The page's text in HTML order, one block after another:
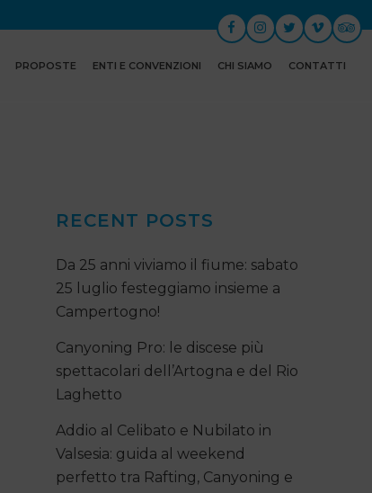
PROPOSTE ENTI E CONVENZIONI CHI SIAMO CONTATTI
RECENT POSTS
Da 25 anni viviamo il fiume: sabato
25 luglio festeggiamo insieme a
Campertogno!
Canyoning Pro: le discese più
spettacolari dell’Artogna e del Rio
Laghetto
Addio al Celibato e Nubilato in
Valsesia: guida al weekend
perfetto tra Rafting, Canyoning e